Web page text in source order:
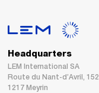
Headquarters
LEM International SA
Route du Nant-d’Avril, 152
1217 Meyrin